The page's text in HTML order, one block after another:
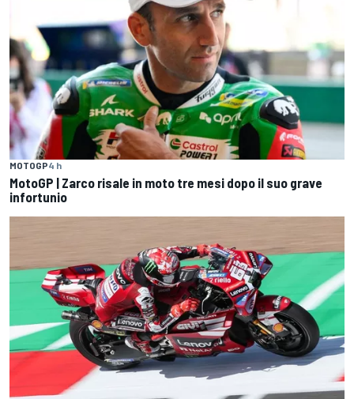
MOTOGP4 h
MotoGP | Zarco risale in moto tre mesi dopo il suo grave
infortunio